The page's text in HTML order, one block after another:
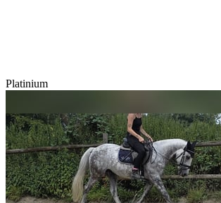
Platinium